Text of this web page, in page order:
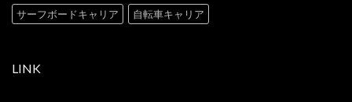
た
し
お
知
店
の
サーフボードキャリア 自転車キャリア
LINK